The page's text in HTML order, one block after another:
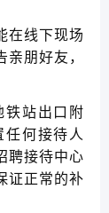
在线下现场
朋好友，
铁站出口附
何接待人
聘接待中心
证正常的补